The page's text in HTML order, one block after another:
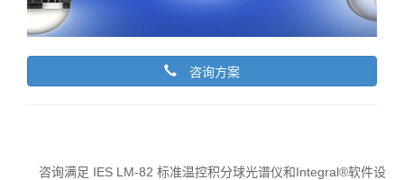
咨询方案
咨询满足 IES LM-82 标准温控积分球光谱仪和Integral®软件设